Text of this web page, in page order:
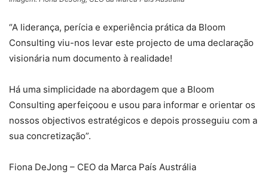
“A liderança, perícia e experiência prática da Bloom
Consulting viu-nos levar este projecto de uma declaração
visionária num documento à realidade!
Há uma simplicidade na abordagem que a Bloom
Consulting aperfeiçoou e usou para informar e orientar os
nossos objectivos estratégicos e depois prosseguiu com a
sua concretização”.
Fiona DeJong – CEO da Marca País Austrália